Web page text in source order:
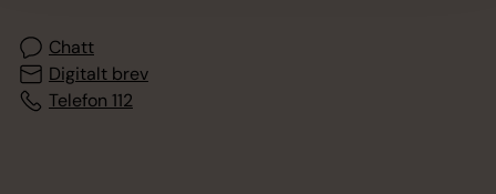
Chatt
Digitalt brev
Telefon 112